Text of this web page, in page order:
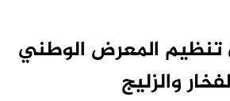
المعرض الوطني
والزليج